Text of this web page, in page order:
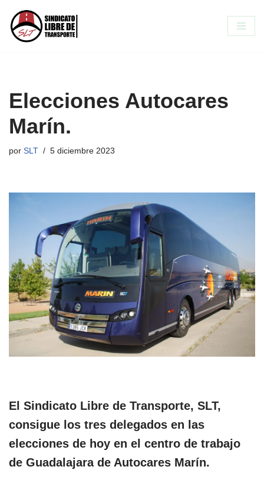
Saltar
Elecciones Autocares
Marín.
por SLT 5 diciembre 2023
El Sindicato Libre de Transporte, SLT,
consigue los tres delegados en las
elecciones de hoy en el centro de trabajo
de Guadalajara de Autocares Marín.